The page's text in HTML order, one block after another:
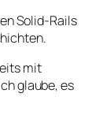
Solid-Rails
mit
glaube, es